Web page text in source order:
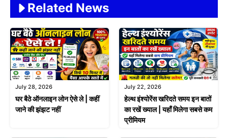
Related News
July 28, 2026
घर बैठे ऑनलाइन लोन ऐसे ले | कहीं
जाने की झंझट नहीं
July 22, 2026
हेल्थ इंश्योरेंस खरिदते समय इन बातों
का रखें ख्याल | यहाँ मिलेगा सबसे कम
प्रीमियम